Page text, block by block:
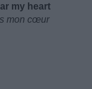
my heart
mon cœur